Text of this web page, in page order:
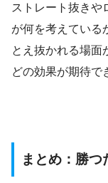
ストレート抜きや
が何を考えている
とえ抜かれる場面
どの効果が期待で
まとめ：勝つ